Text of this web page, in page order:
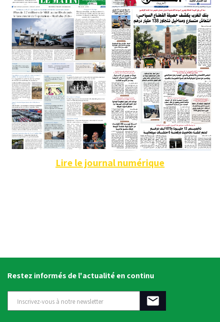
Lire le journal numérique
Restez informés de l'actualité en continu